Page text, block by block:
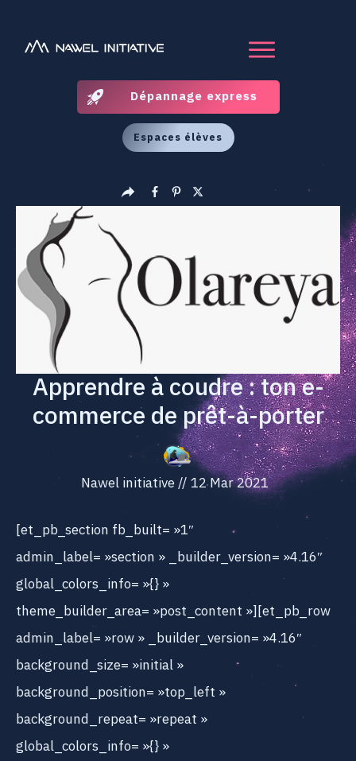
Dépannage express
Espaces élèves
Apprendre à coudre : ton e-
commerce de prêt-à-porter
Nawel initiative//12 Mar 2021
[et_pb_section fb_built= »1″
admin_label= »section » _builder_version= »4.16″
global_colors_info= »{} »
theme_builder_area= »post_content »][et_pb_row
admin_label= »row » _builder_version= »4.16″
background_size= »initial »
background_position= »top_left »
background_repeat= »repeat »
global_colors_info= »{} »